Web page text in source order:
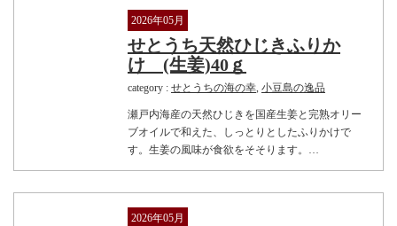
2026年05月
せとうち天然ひじきふりか
け (生姜)40ｇ
category : せとうちの海の幸, 小豆島の逸品
瀬戸内海産の天然ひじきを国産生姜と完熟オリー
ブオイルで和えた、しっとりとしたふりかけで
す。生姜の風味が食欲をそそります。…
2026年05月